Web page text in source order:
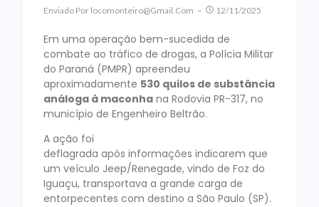
Enviado Por Locomonteiro@gmail.com 12/11/2025
Em uma operação bem-sucedida de
combate ao tráfico de drogas, a Polícia Militar
do Paraná (PMPR) apreendeu
aproximadamente 530 quilos de substância
análoga à maconha na Rodovia PR-317, no
município de Engenheiro Beltrão.
A ação foi
deflagrada após informações indicarem que
um veículo Jeep/Renegade, vindo de Foz do
Iguaçu, transportava a grande carga de
entorpecentes com destino a São Paulo (SP).